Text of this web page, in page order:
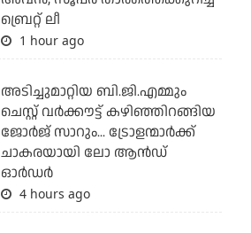
ബ്രെറ്റ് ലീ
1 hour ago
അടിച്ചുമാറ്റിയ ബി.ജി.എമ്മും
ചെസ്റ്റ് വര്‍ക്കൗട്ട് കഴിഞ്ഞിറങ്ങിയ
ജോര്‍ജ് സാറും... ട്രോളന്മാര്‍ക്ക്
ചാകരയായി ലോ ആന്‍ഡ്
ഓര്‍ഡര്‍
4 hours ago